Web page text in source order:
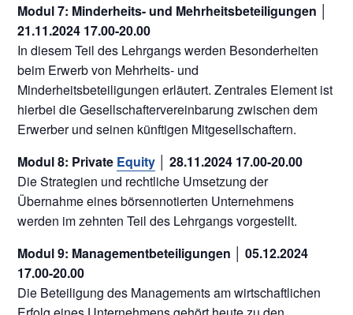
Modul 7: Minderheits- und Mehrheitsbeteiligungen │
21.11.2024 17.00-20.00
In diesem Teil des Lehrgangs werden Besonderheiten
beim Erwerb von Mehrheits- und
Minderheitsbeteiligungen erläutert. Zentrales Element ist
hierbei die Gesellschaftervereinbarung zwischen dem
Erwerber und seinen künftigen Mitgesellschaftern.
Modul 8: Private Equity │ 28.11.2024 17.00-20.00
Die Strategien und rechtliche Umsetzung der
Übernahme eines börsennotierten Unternehmens
werden im zehnten Teil des Lehrgangs vorgestellt.
Modul 9: Managementbeteiligungen │ 05.12.2024
17.00-20.00
Die Beteiligung des Managements am wirtschaftlichen